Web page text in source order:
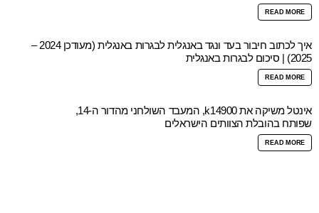
READ MORE
איך לכתוב חיבור בעד ונגד באנגלית לבגרות באנגלית (מעודכן 2024 –
2025) | סיכום לבגרות באנגלית
READ MORE
אינטל משיקה את k14900, המעבד השולחני מהדור ה-14,
שפותח בהובלת הצוותים הישראלים
READ MORE